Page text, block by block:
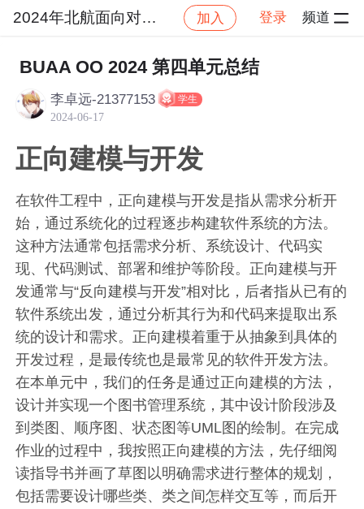
2024年北航面向对象设计与构造 加入 登录 频道
社区 2024年北航面向对象设计与构造
BUAA OO 2024 第四单元总结
李卓远-21377153 学生
2024-06-17
正向建模与开发
在软件工程中，正向建模与开发是指从需求分析开
始，通过系统化的过程逐步构建软件系统的方法。
这种方法通常包括需求分析、系统设计、代码实
现、代码测试、部署和维护等阶段。正向建模与开
发通常与“反向建模与开发”相对比，后者指从已有的
软件系统出发，通过分析其行为和代码来提取出系
统的设计和需求。正向建模着重于从抽象到具体的
开发过程，是最传统也是最常见的软件开发方法。
在本单元中，我们的任务是通过正向建模的方法，
设计并实现一个图书管理系统，其中设计阶段涉及
到类图、顺序图、状态图等UML图的绘制。在完成
作业的过程中，我按照正向建模的方法，先仔细阅
读指导书并画了草图以明确需求进行整体的规划，
包括需要设计哪些类、类之间怎样交互等，而后开